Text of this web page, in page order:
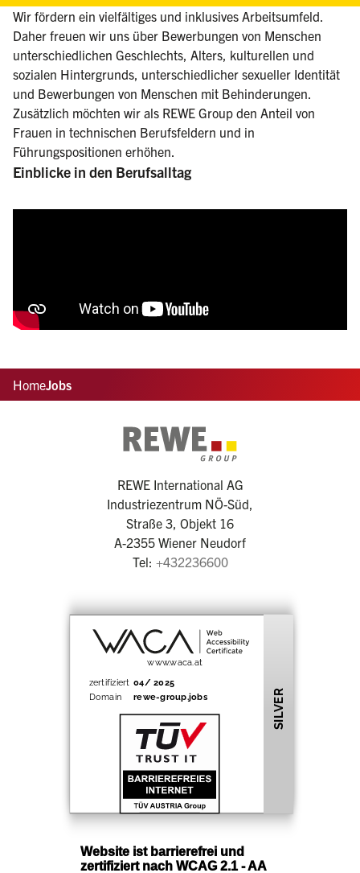
Wir fördern ein vielfältiges und inklusives Arbeitsumfeld.
Daher freuen wir uns über Bewerbungen von Menschen
unterschiedlichen Geschlechts, Alters, kulturellen und
sozialen Hintergrunds, unterschiedlicher sexueller Identität
und Bewerbungen von Menschen mit Behinderungen.
Zusätzlich möchten wir als REWE Group den Anteil von
Frauen in technischen Berufsfeldern und in
Führungspositionen erhöhen.
Einblicke in den Berufsalltag
HomeJobs
REWE International AG
Industriezentrum NÖ-Süd,
Straße 3, Objekt 16
A-2355 Wiener Neudorf
Tel: +432236600